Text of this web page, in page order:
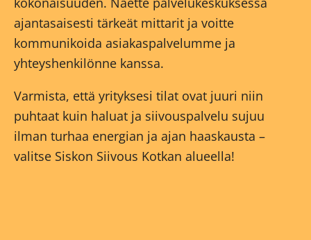
ajantasaisesti tärkeät mittarit ja voitte
kommunikoida asiakaspalvelumme ja
yhteyshenkilönne kanssa.
Varmista, että yrityksesi tilat ovat juuri niin
puhtaat kuin haluat ja siivouspalvelu sujuu
ilman turhaa energian ja ajan haaskausta –
valitse Siskon Siivous Kotkan alueella!